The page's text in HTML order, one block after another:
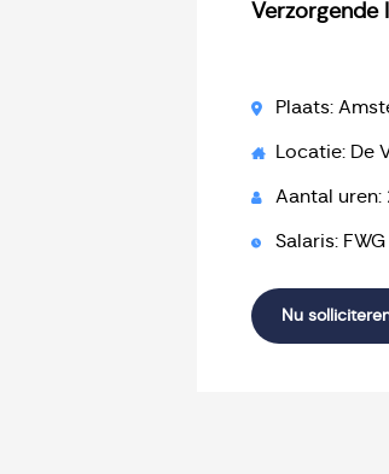
Verzorgende
Plaats:
Locatie: De
Aantal uren:
Salaris:
Nu